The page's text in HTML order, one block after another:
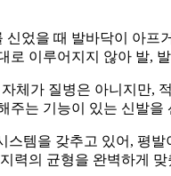
었을 때 발바닥이 아
이루어지지 않아 발,
체가 질병은 아니지만
주는 기능이 있는 신발을
템을 갖추고 있어, 평
력의 균형을 완벽하게 맞